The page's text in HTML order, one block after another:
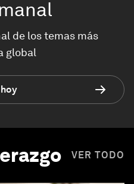
de los temas más
global
VER TODO